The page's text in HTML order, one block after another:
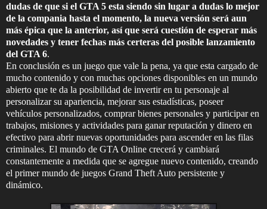
dudas de que si el GTA 5 esta siendo sin lugar a dudas lo mejor
de la compania hasta el momento, la nueva versión será aun
más épica que la anterior, así que será cuestión de esperar más
novedades y tener fechas más certeras del posible lanzamiento
del GTA 6.
En conclusión es un juego que vale la pena, ya que esta cargado de
mucho contenido y con muchas opciones disponibles en un mundo
abierto que te da la posibilidad de invertir en tu personaje al
personalizar su apariencia, mejorar sus estadísticas, poseer
vehículos personalizados, comprar bienes personales y participar en
trabajos, misiones y actividades para ganar reputación y dinero en
efectivo para abrir nuevas oportunidades para ascender en las filas
criminales. El mundo de GTA Online crecerá y cambiará
constantemente a medida que se agregue nuevo contenido, creando
el primer mundo de juegos Grand Theft Auto persistente y
dinámico.